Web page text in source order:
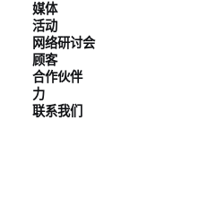
媒体
活动
网络研讨会
顾客
合作伙伴
力
联系我们